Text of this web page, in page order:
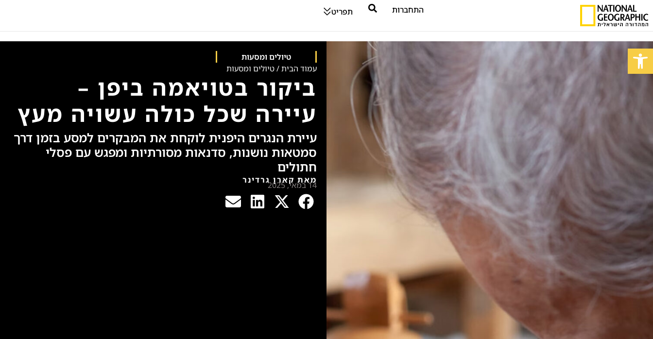
פתח סרגל נגישות
התחברות תפריט
טיולים ומסעות
עמוד הבית/טיולים ומסעות
ביקור בטויאמה ביפן –
עיירה שכל כולה עשויה מעץ
עיירת הנגרים היפנית לוקחת את המבקרים למסע בזמן דרך
סמטאות נושנות, סדנאות מסורתיות ומפגש עם פסלי
חתולים
מאת קארן גרדינר
14 במאי, 2025